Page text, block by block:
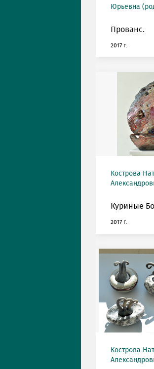
Юрьевна
Прованс.
2017 г.
Кострова
Куриные
2017 г.
Кострова